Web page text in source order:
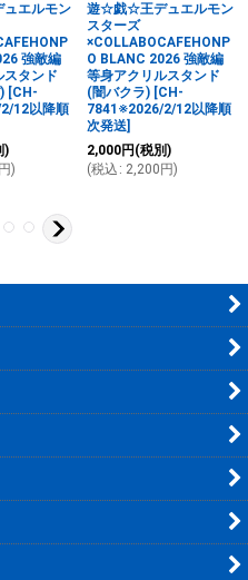
エルモン
強敵編
スタンド
[CH-
12以降順
)
円)
遊☆戯☆王デュエルモン
スターズ
×COLLABOCAFEHONP
O BLANC 2026 強敵編
等身アクリルスタンド
(闇バクラ) [CH-
7841※2026/2/12以降順
次発送]
2,000円 (税別)
(税込 : 2,200 円)